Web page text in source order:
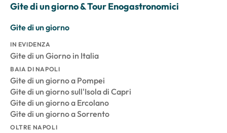
Gite di un giorno & Tour Enogastronomici
Gite di un giorno
IN EVIDENZA
Gite di un Giorno in Italia
BAIA DI NAPOLI
Gite di un giorno a Pompei
Gite di un giorno sull'Isola di Capri
Gite di un giorno a Ercolano
Gite di un giorno a Sorrento
OLTRE NAPOLI